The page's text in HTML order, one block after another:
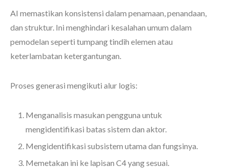
AI memastikan konsistensi dalam penamaan, penandaan,
dan struktur. Ini menghindari kesalahan umum dalam
pemodelan seperti tumpang tindih elemen atau
keterlambatan ketergantungan.
Proses generasi mengikuti alur logis:
Menganalisis masukan pengguna untuk
mengidentifikasi batas sistem dan aktor.
Mengidentifikasi subsistem utama dan fungsinya.
Memetakan ini ke lapisan C4 yang sesuai.